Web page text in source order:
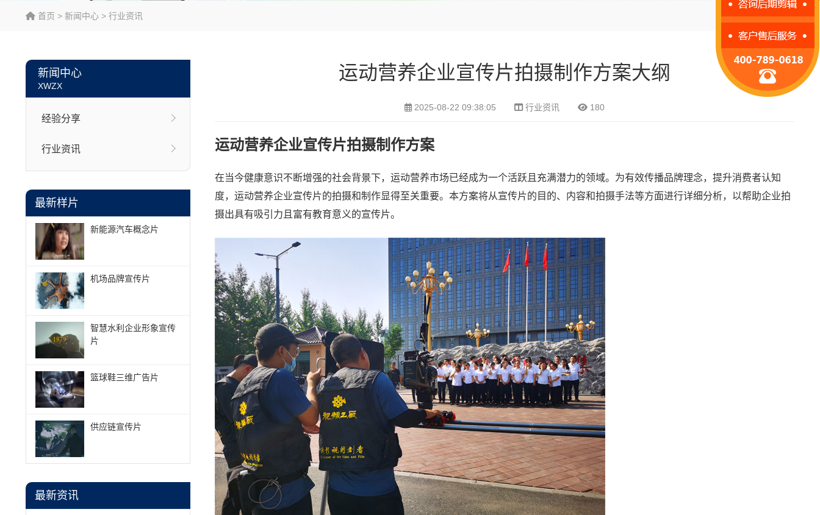
首页 > 新闻中心 > 行业资讯
新闻中心
XWZX
经验分享
行业资讯
最新样片
新能源汽车概念片
机场品牌宣传片
智慧水利企业形象宣传
片
篮球鞋三维广告片
供应链宣传片
最新资讯
运动营养企业宣传片拍摄制作方案大纲
2025-08-22 09:38:05 行业资讯 180
运动营养企业宣传片拍摄制作方案
在当今健康意识不断增强的社会背景下，运动营养市场已经成为一个活跃且充满潜力的领域。为有效传播品牌理念，提升消费者认知
度，运动营养企业宣传片的拍摄和制作显得至关重要。本方案将从宣传片的目的、内容和拍摄手法等方面进行详细分析，以帮助企业拍
摄出具有吸引力且富有教育意义的宣传片。